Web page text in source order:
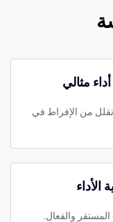
مثالي
من الإفراط في
الأداء
المستقر والفعال.